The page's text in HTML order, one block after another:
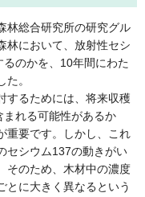
林総合研究所の研究グル
林において、放射性セシ
のかを、10年間にわた
。
するためには、将来収穫
れる可能性があるか
重要です。しかし、これ
セシウム137の動きがい
そのため、木材中の濃度
とに大きく異なるという